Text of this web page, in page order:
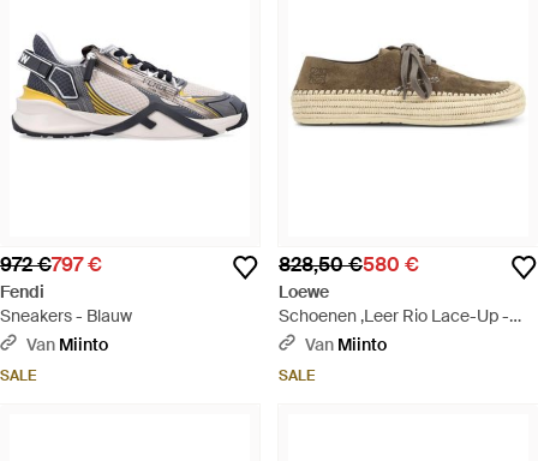
972 €797 €
Fendi
Sneakers - Blauw
Van Miinto
SALE
828,50 €580 €
Loewe
Schoenen ,Leer Rio Lace-Up -
BruinVan Miinto
SALE